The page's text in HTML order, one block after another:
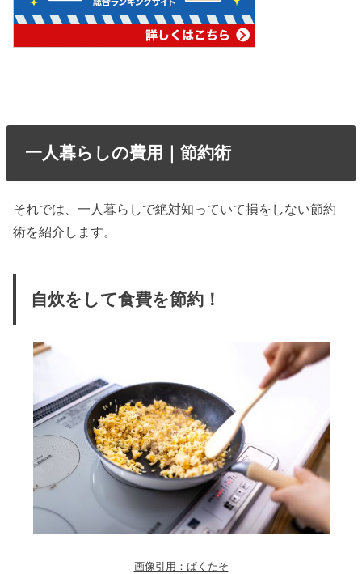
一人暮らしの費用｜節約術
それでは、一人暮らしで絶対知っていて損をしない節約
術を紹介します。
自炊をして食費を節約！
画像引用：ぱくたそ